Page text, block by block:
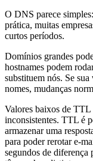
O DNS parece
prática, muitas
curtos períodos.
Domínios grandes
hostnames podem
substituem nós. Se
nomes, mudanças
Valores baixos de TTL
inconsistentes. TTL é
armazenar uma
para poder rerotar e-
segundos de diferença